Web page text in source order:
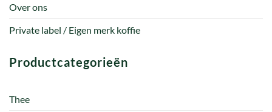
Over ons
Private label / Eigen merk koffie
Productcategorieën
Thee